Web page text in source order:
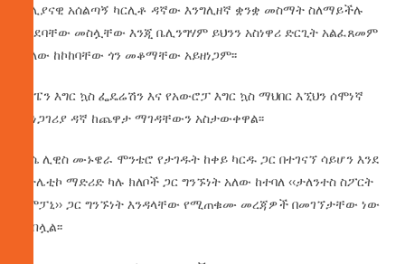
ጣሊያናዊ አሰልጣኝ ካርሊቶ ዳኛው እንግሊዘኛ ቋንቋ መስማት ስለማይችሉ
የሰደባቸው መስሏቸው እንጂ ቤሊንግሃም ይህንን አስነዋሪ ድርጊት አልፈጸመም
ብለው ከኮከባቸው ጎን መቆማቸው አይዘነጋም፡፡
የስፔን እግር ኳስ ፌዴሬሽን እና የአውሮፓ እግር ኳስ ማህበር እኚህን ሰሞነኛ
መነጋገሪያ ዳኛ ከጨዋታ ማገዳቸውን አስታውቀዋል፡፡
ጆሴ ሊዊስ ሙኑዌራ ሞንቴሮ የታገዱት ከቀይ ካርዱ ጋር በተገናኘ ሳይሆን እንደ
አትሌቲኮ ማድሪድ ካሉ ክለቦች ጋር ግንኙነት አለው ከተባለ ‹‹ታለንተስ ስፖርት
ካምፓኒ›› ጋር ግንኙነት እንዳላቸው የሚጠቁሙ መረጃዎች በመገኘታቸው ነው
ተብሏል፡፡